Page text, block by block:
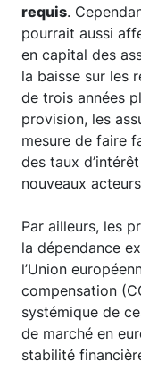
requis.
pourrait aussi
en capital des
la baisse sur les
de trois années
provision, les
mesure de faire
des taux
nouveaux
Par ailleurs, les
la dépendance
l’Union
compensation
systémique de
de marché en
stabilité